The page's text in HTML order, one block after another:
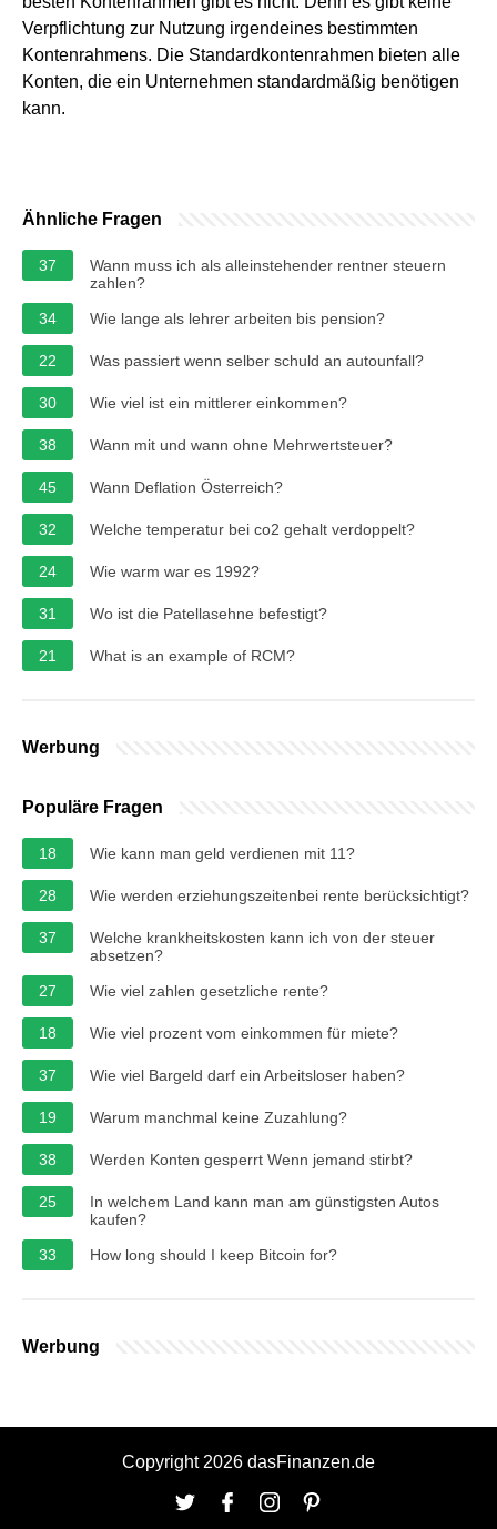
Verpflichtung zur Nutzung irgendeines bestimmten
Kontenrahmens. Die Standardkontenrahmen bieten alle
Konten, die ein Unternehmen standardmäßig benötigen
kann.
Ähnliche Fragen
37
Wann muss ich als alleinstehender rentner steuern
zahlen?
34
Wie lange als lehrer arbeiten bis pension?
22 Was passiert wenn selber schuld an autounfall?
30 Wie viel ist ein mittlerer einkommen?
38 Wann mit und wann ohne Mehrwertsteuer?
45 Wann Deflation Österreich?
32 Welche temperatur bei co2 gehalt verdoppelt?
24 Wie warm war es 1992?
31 Wo ist die Patellasehne befestigt?
21 What is an example of RCM?
Werbung
Populäre Fragen
18 Wie kann man geld verdienen mit 11?
28 Wie werden erziehungszeitenbei rente berücksichtigt?
37
Welche krankheitskosten kann ich von der steuer
absetzen?
27
Wie viel zahlen gesetzliche rente?
18 Wie viel prozent vom einkommen für miete?
37 Wie viel Bargeld darf ein Arbeitsloser haben?
19 Warum manchmal keine Zuzahlung?
38 Werden Konten gesperrt Wenn jemand stirbt?
25
In welchem Land kann man am günstigsten Autos
kaufen?
33
How long should I keep Bitcoin for?
Werbung
Copyright 2026 dasFinanzen.de